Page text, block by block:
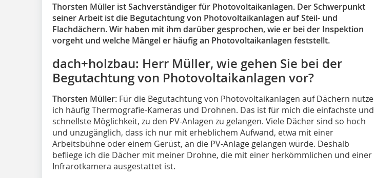
Thorsten Müller ist Sachverständiger für Photovoltaikanlagen. Der Schwerpunkt
seiner Arbeit ist die Begutachtung von Photovoltaikanlagen auf Steil- und
Flachdächern. Wir haben mit ihm darüber gesprochen, wie er bei der Inspektion
vorgeht und welche Mängel er häufig an Photovoltaikanlagen feststellt.
dach+holzbau: Herr Müller, wie gehen Sie bei der
Begutachtung von Photovoltaikanlagen vor?
Thorsten Müller: Für die Begutachtung von Photovoltaikanlagen auf Dächern nutze
ich häufig Thermografie-Kameras und Drohnen. Das ist für mich die einfachste und
schnellste Möglichkeit, zu den PV-Anlagen zu gelangen. Viele Dächer sind so hoch
und unzugänglich, dass ich nur mit erheblichem Aufwand, etwa mit einer
Arbeitsbühne oder einem Gerüst, an die PV-Anlage gelangen würde. Deshalb
befliege ich die Dächer mit meiner Drohne, die mit einer herkömmlichen und einer
Infrarotkamera ausgestattet ist.